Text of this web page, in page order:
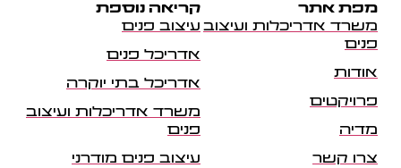
מפת אתר
משרד אדריכלות ועיצוב
פנים
אודות
פרויקטים
מדיה
צרו קשר
קריאה נוספת
עיצוב פנים
אדריכל פנים
אדריכל בתי יוקרה
משרד אדריכלות ועיצוב
פנים
עיצוב פנים מודרני